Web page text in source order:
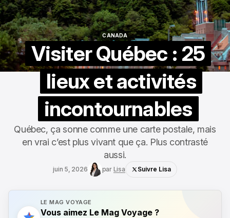
CANADA
Visiter Québec : 25
lieux et activités
incontournables
Québec, ça sonne comme une carte postale, mais
en vrai c’est plus vivant que ça. Plus contrasté
aussi.
juin 5, 2026 par Lisa Suivre Lisa
LE MAG VOYAGE
Vous aimez Le Mag Voyage ?